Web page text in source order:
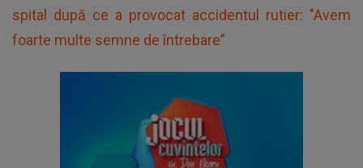
spital după ce a provocat accidentul rutier: "Avem
foarte multe semne de întrebare”